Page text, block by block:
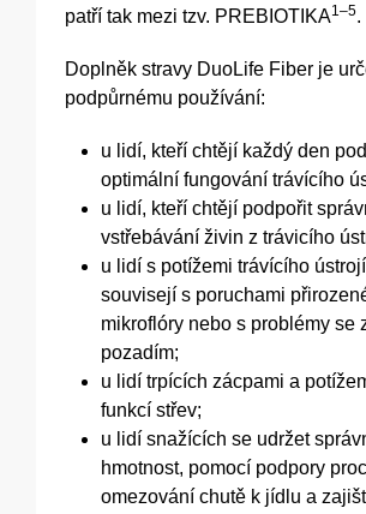
patří tak mezi tzv. PREBIOTIKA1–5.
Doplněk stravy DuoLife Fiber je
podpůrnému používání:
u lidí, kteří chtějí každý den
optimální fungování trávícího
u lidí, kteří chtějí podpořit
vstřebávání živin z trávicího
u lidí s potížemi trávícího
souvisejí s poruchami
mikroflóry nebo s problémy se
pozadím;
u lidí trpících zácpami a
funkcí střev;
u lidí snažících se udržet
hmotnost, pomocí podpory
omezování chutě k jídlu a